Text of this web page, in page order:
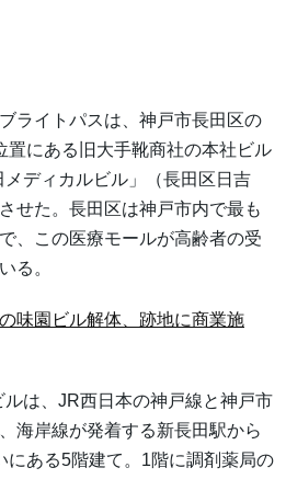
ライトパスは、神戸市長田区の
置にある旧大手靴商社の本社ビル
ディカルビル」（長田区日吉
せた。長田区は神戸市内で最も
、この医療モールが高齢者の受
る。
味園ビル解体、跡地に商業施
は、JR西日本の神戸線と神戸市
海岸線が発着する新長田駅から
にある5階建て。1階に調剤薬局の